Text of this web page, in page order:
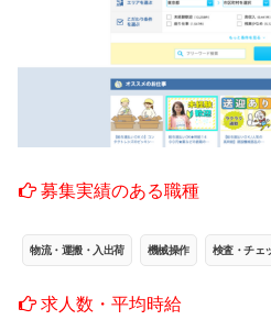
募集実績のある職種
物流・運搬・入出荷 機械操作 検査・チェ
求人数・平均時給